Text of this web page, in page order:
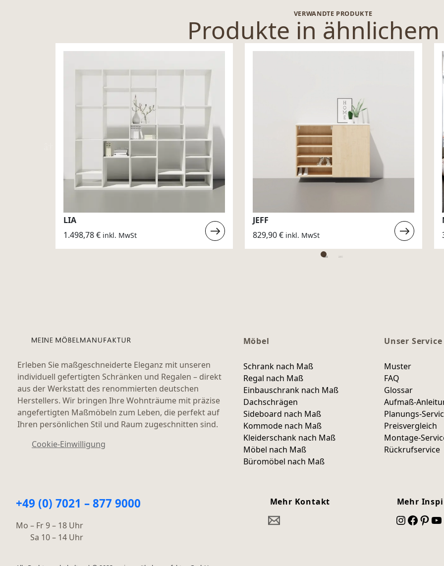
VERWANDTE PRODUKTE
Produkte in ähnlichem
LIA
1.498,78€ inkl. MwSt
Weiterlesen
:
LIA
JEFF
829,90€ inkl. MwSt
Weiterlesen
:
JEFF
Erleben Sie maßgeschneiderte Eleganz mit unseren
individuell gefertigten Schränken und Regalen – direkt
aus der Werkstatt des renommierten deutschen
Herstellers. Wir bringen Ihre Wohnträume mit präzise
angefertigten Maßmöbeln zum Leben, die perfekt auf
Ihren persönlichen Stil und Raum zugeschnitten sind.
Cookie-Einwilligung
Möbel
Schrank nach Maß
Regal nach Maß
Einbauschrank nach Maß
Dachschrägen
Sideboard nach Maß
Kommode nach Maß
Kleiderschank nach Maß
Möbel nach Maß
Büromöbel nach Maß
Unser Service
Muster
FAQ
Glossar
Aufmaß-
Planungs-
Preisvergleich
Montage-
Rückrufservice
+49 (0) 7021 – 877 9000
Mo – Fr 9 – 18 Uhr
Sa 10 – 14 Uhr
Mehr Kontakt Mehr
InstagramFacebook Pinterest YouTube